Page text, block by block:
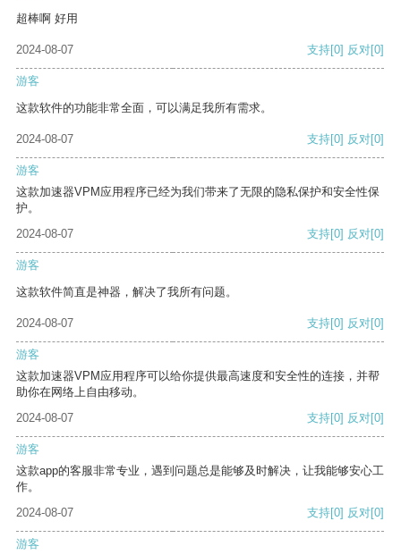
超棒啊 好用
2024-08-07 支持[0] 反对[0]
游客
这款软件的功能非常全面，可以满足我所有需求。
2024-08-07 支持[0] 反对[0]
游客
这款加速器VPM应用程序已经为我们带来了无限的隐私保护和安全性保
护。
2024-08-07
支持[0] 反对[0]
游客
这款软件简直是神器，解决了我所有问题。
2024-08-07 支持[0] 反对[0]
游客
这款加速器VPM应用程序可以给你提供最高速度和安全性的连接，并帮
助你在网络上自由移动。
2024-08-07
支持[0] 反对[0]
游客
这款app的客服非常专业，遇到问题总是能够及时解决，让我能够安心工
作。
2024-08-07
支持[0] 反对[0]
游客